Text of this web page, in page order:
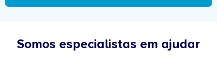
Somos especialistas em ajudar